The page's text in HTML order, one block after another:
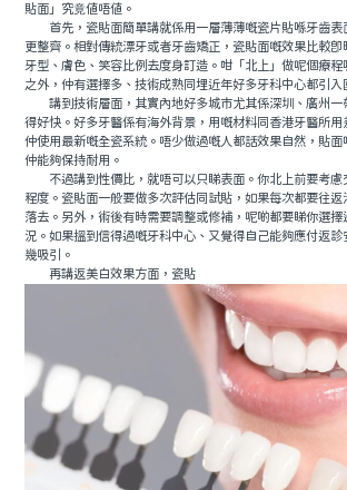
貼面」究竟值唔值。
首先，瓷貼面簡單講就係用一層薄薄嘅瓷片貼喺牙齒表
更整齊。相對傳統漂牙或者牙齒矯正，瓷貼面嘅效果比較
牙型、膚色、笑容比例去度身訂造。咁「北上」做呢個療
之外，仲有選擇多、技術成熟同埋近年好多牙科中心都引入
講到技術層面，其實內地好多城市尤其係深圳、廣州一
得好快。好多牙醫係有海外背景，用嘅材料同香港牙醫所
仲使用最新嘅全瓷系統。唔少做過嘅人都話效果自然，貼面
仲能夠保持耐用。
不過講到性價比，就唔可以只睇表面。你北上前要考慮
程度。瓷貼面一般要做多次評估同試貼，如果每次都要往
落去。另外，術後有時需要調整或修補，呢啲都要睇你選
況。如果搵到信得過嘅牙科中心、又覺得自己能夠應付返
幾吸引。
再講返美白效果方面，瓷貼